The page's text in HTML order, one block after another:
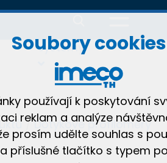
3D
systémy
profiloměry
Dotykové profiloměry
Soubory cookies
používají k poskytování
reklam a analýze
prosím udělte souhlas s
příslušné tlačítko s typem